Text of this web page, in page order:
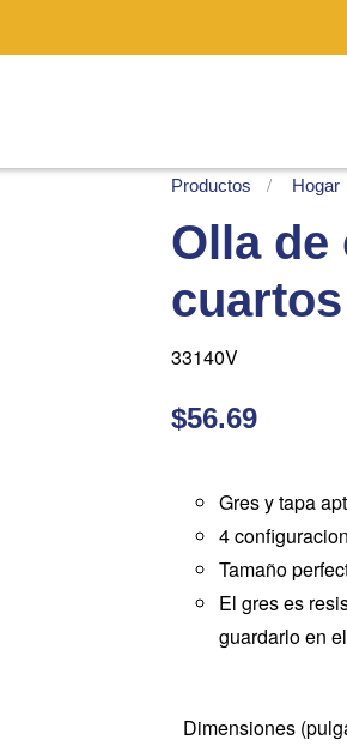
Productos Hogar
Olla de
cuartos
33140V
$56.69
Gres y tapa
4
Tamaño
El gres es
guardarlo en
Dimensiones